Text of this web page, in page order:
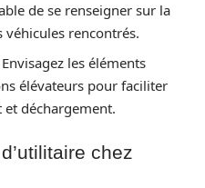
de se renseigner sur la
rencontrés.
Envisagez les éléments
élévateurs pour faciliter
déchargement.
chez